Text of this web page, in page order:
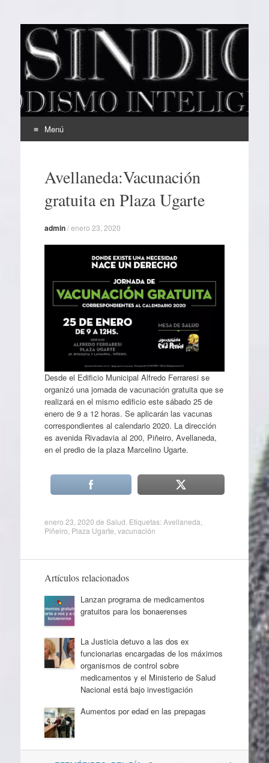
EL SINDICAL
Periodismo Inteligente
Menú
contenidoAvellaneda:Vacunación
gratuita en Plaza Ugarte
admin/enero 23, 2020
Desde el Edificio Municipal Alfredo Ferraresi se
organizó una jornada de vacunación gratuita que se
realizará en el mismo edificio este sábado 25 de
enero de 9 a 12 horas. Se aplicarán las vacunas
correspondientes al calendario 2020. La dirección
es avenida Rivadavia al 200, Piñeiro, Avellaneda,
en el predio de la plaza Marcelino Ugarte.
enero 23, 2020 de Salud . Etiquetas:Avellaneda
Piñeiro Plaza Ugarte vacunación
Artículos relacionados
Lanzan programa de medicamentos
gratuitos para los bonaerenses
La Justicia detuvo a las dos ex
funcionarias encargadas de los máximos
organismos de control sobre
medicamentos y el Ministerio de Salud
Nacional está bajo investigación
Aumentos por edad en las prepagas